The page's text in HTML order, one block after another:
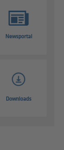
Newsportal
Downloads